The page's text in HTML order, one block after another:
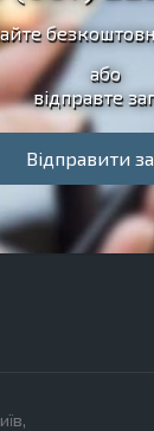
або
відправте
Відправити